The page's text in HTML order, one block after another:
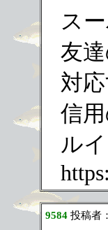
ス
友
対
信
ル
9584投稿者：